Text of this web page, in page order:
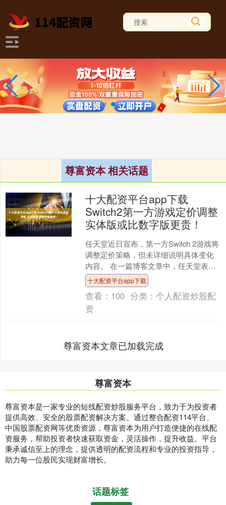
尊富资本 相关话题
十大配资平台app下载
Switch2第一方游戏定价调整
实体版或比数字版更贵！
任天堂近日宣布，第一方Switch 2游戏将
调整定价策略，但未详细说明具体变化
内容。 在一篇博客文章中，任天堂表
示，从《耀西与不可思议的图鉴》开
始，所有第一方游....
十大配资平台app下载
查看： 100 分类：个人配资炒股配
资
尊富资本文章已加载完成
尊富资本
尊富资本是一家专业的短线配资炒股服务平台，致力于为投资者
提供高效、安全的股票配资解决方案。通过整合配资114平台、
中国股票配资网等优质资源，尊富资本为用户打造便捷的在线配
资服务，帮助投资者快速获取资金，灵活操作，提升收益。平台
秉承诚信至上的理念，提供透明的配资流程和专业的投资指导，
助力每一位股民实现财富增长。
话题标签